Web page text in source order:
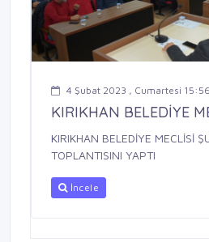
4 Şubat 2023 , Cumartesi 15:56
KIRIKHAN BELEDİYE
KIRIKHAN BELEDİYE MECLİSİ
TOPLANTISINI YAPTI
İncele